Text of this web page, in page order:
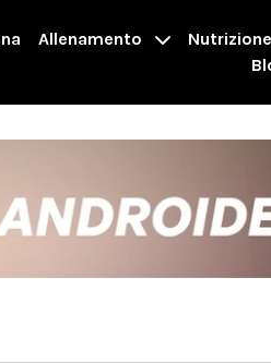
Allenamento Nutrizione